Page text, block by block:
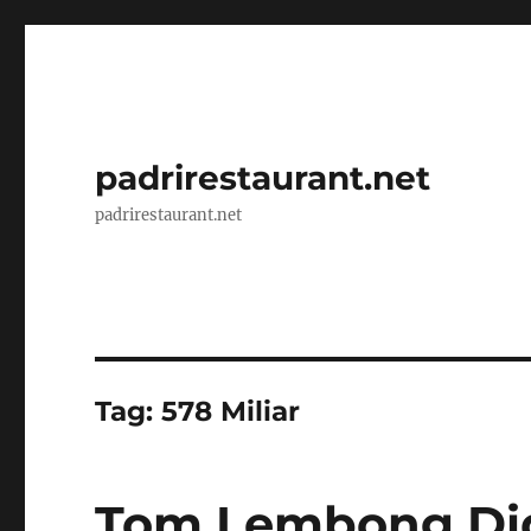
padrirestaurant.net
padrirestaurant.net
Tag:578 Miliar